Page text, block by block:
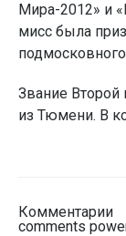
Мира-2012» и
мисс была
Звание
из Тюмени. В
Комментарии
comments